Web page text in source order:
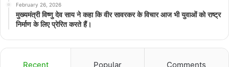
February 26, 2026
मुख्यमंत्री विष्णु देव साय ने कहा कि वीर सावरकर के विचार आज भी युवाओं को राष्ट्र
निर्माण के लिए प्रेरित करते हैं।
Recent Popular Comments